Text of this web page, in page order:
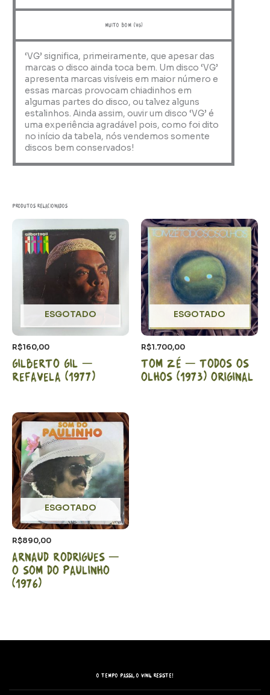
muito bom (VG)
‘VG’ significa, primeiramente, que apesar das
marcas o disco ainda toca bem. Um disco ‘VG’
apresenta marcas visíveis em maior número e
essas marcas provocam chiadinhos em
algumas partes do disco, ou talvez alguns
estalinhos. Ainda assim, ouvir um disco ‘VG’ é
uma experiência agradável pois, como foi dito
no início da tabela, nós vendemos somente
discos bem conservados!
Produtos relacionados
ESGOTADO
R$160,00
Gilberto Gil –
Refavela (1977)
ESGOTADO
R$1.700,00
Tom Zé – Todos os
olhos (1973) Original
ESGOTADO
R$890,00
Arnaud Rodrigues –
O som do Paulinho
(1976)
O tempo passa, o vinil resiste!